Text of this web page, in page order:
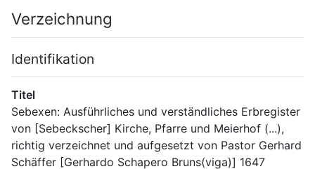
Verzeichnung
Identifikation
Titel
Sebexen: Ausführliches und verständliches Erbregister
von [Sebeckscher] Kirche, Pfarre und Meierhof (...),
richtig verzeichnet und aufgesetzt von Pastor Gerhard
Schäffer [Gerhardo Schapero Bruns(viga)] 1647